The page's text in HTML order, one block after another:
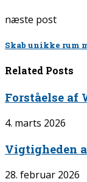
næste post
Skab unikke rum
Related Posts
Forståelse af
4. marts 2026
Vigtigheden
28. februar 2026